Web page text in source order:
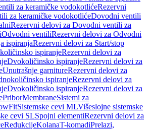
za keramičke vodokotlićeRezervni
za keramičke vodokotlićeDovodni ventili
Rezervni delovi za Dovodni ventili za
Odvodni ventiliRezervni delovi za Odvodni
ispiranjaRezervni delovi za Start/stop
ispiranjeRezervni delovi za
Dvokoličinsko ispiranjeRezervni delovi za
Unutrašnje garnitureRezervni delovi za
ispiranjeRezervni delovi za
Dvokoličinsko ispiranjeRezervni delovi za
PriborMembraneSistemi za
Sistemske cevi MLVišeslojne sistemske
cevi SLSpojni elementiRezervni delovi za
RedukcijeKolanaT-komadiPrelazi,